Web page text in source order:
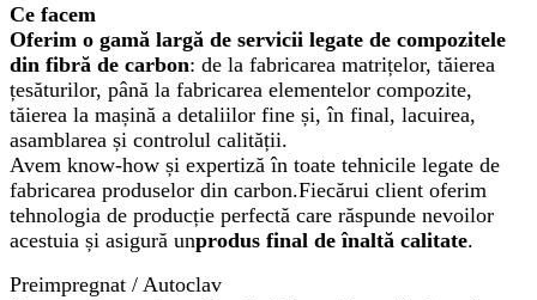
Ce facem
Oferim o gamă largă de servicii legate de compozitele
din fibră de carbon: de la fabricarea matrițelor, tăierea
țesăturilor, până la fabricarea elementelor compozite,
tăierea la mașină a detaliilor fine și, în final, lacuirea,
asamblarea și controlul calității.
Avem know-how și expertiză în toate tehnicile legate de
fabricarea produselor din carbon.Fiecărui client oferim
tehnologia de producție perfectă care răspunde nevoilor
acestuia și asigură unprodus final de înaltă calitate.
Preimpregnat / Autoclav